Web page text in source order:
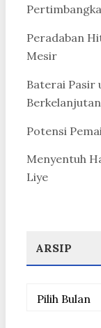
Peradaban
Mesir
Baterai Pasir
Berkelanjutan
Potensi
Menyentuh
Liye
ARSIP
Arsip